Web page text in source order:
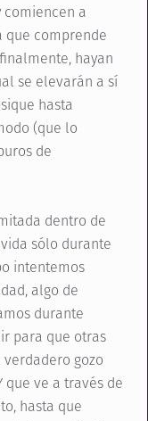
a
que comprende
hayan
se elevarán a sí
hasta
(que lo
de
dentro de
sólo durante
intentemos
algo de
durante
para que otras
gozo
que ve a través de
hasta que